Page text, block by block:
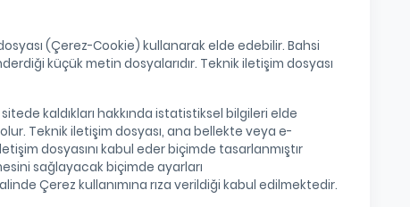
(Çerez-Cookie) kullanarak elde edebilir. Bahsi
küçük metin dosyalarıdır. Teknik iletişim dosyası
kaldıkları hakkında istatistiksel bilgileri elde
Teknik iletişim dosyası, ana bellekte veya e-
dosyasını kabul eder biçimde tasarlanmıştır
sağlayacak biçimde ayarları
Çerez kullanımına rıza verildiği kabul edilmektedir.